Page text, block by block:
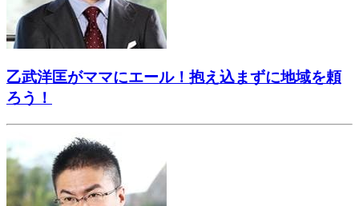
乙武洋匡がママにエール！抱え込まずに地域を頼
ろう！